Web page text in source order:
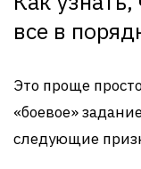
все в
Это проще
«боевое»
следующие